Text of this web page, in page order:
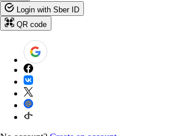
Login with Sber ID
QR code